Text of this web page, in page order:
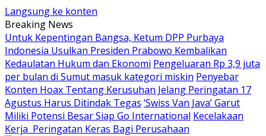
Langsung ke konten
Breaking News
Untuk Kepentingan Bangsa, Ketum DPP Purbaya
Indonesia Usulkan Presiden Prabowo Kembalikan
Kedaulatan Hukum dan Ekonomi Pengeluaran Rp 3,9 juta
per bulan di Sumut masuk kategori miskin Penyebar
Konten Hoax Tentang Kerusuhan Jelang Peringatan 17
Agustus Harus Ditindak Tegas ‘Swiss Van Java’ Garut
Miliki Potensi Besar Siap Go International Kecelakaan
Kerja Peringatan Keras Bagi Perusahaan